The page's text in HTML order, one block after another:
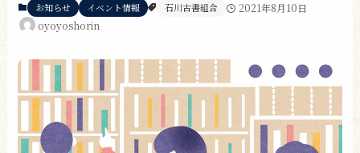
お知らせ イベント情報 石川古書組合
2021年8月10日
oyoyoshorin